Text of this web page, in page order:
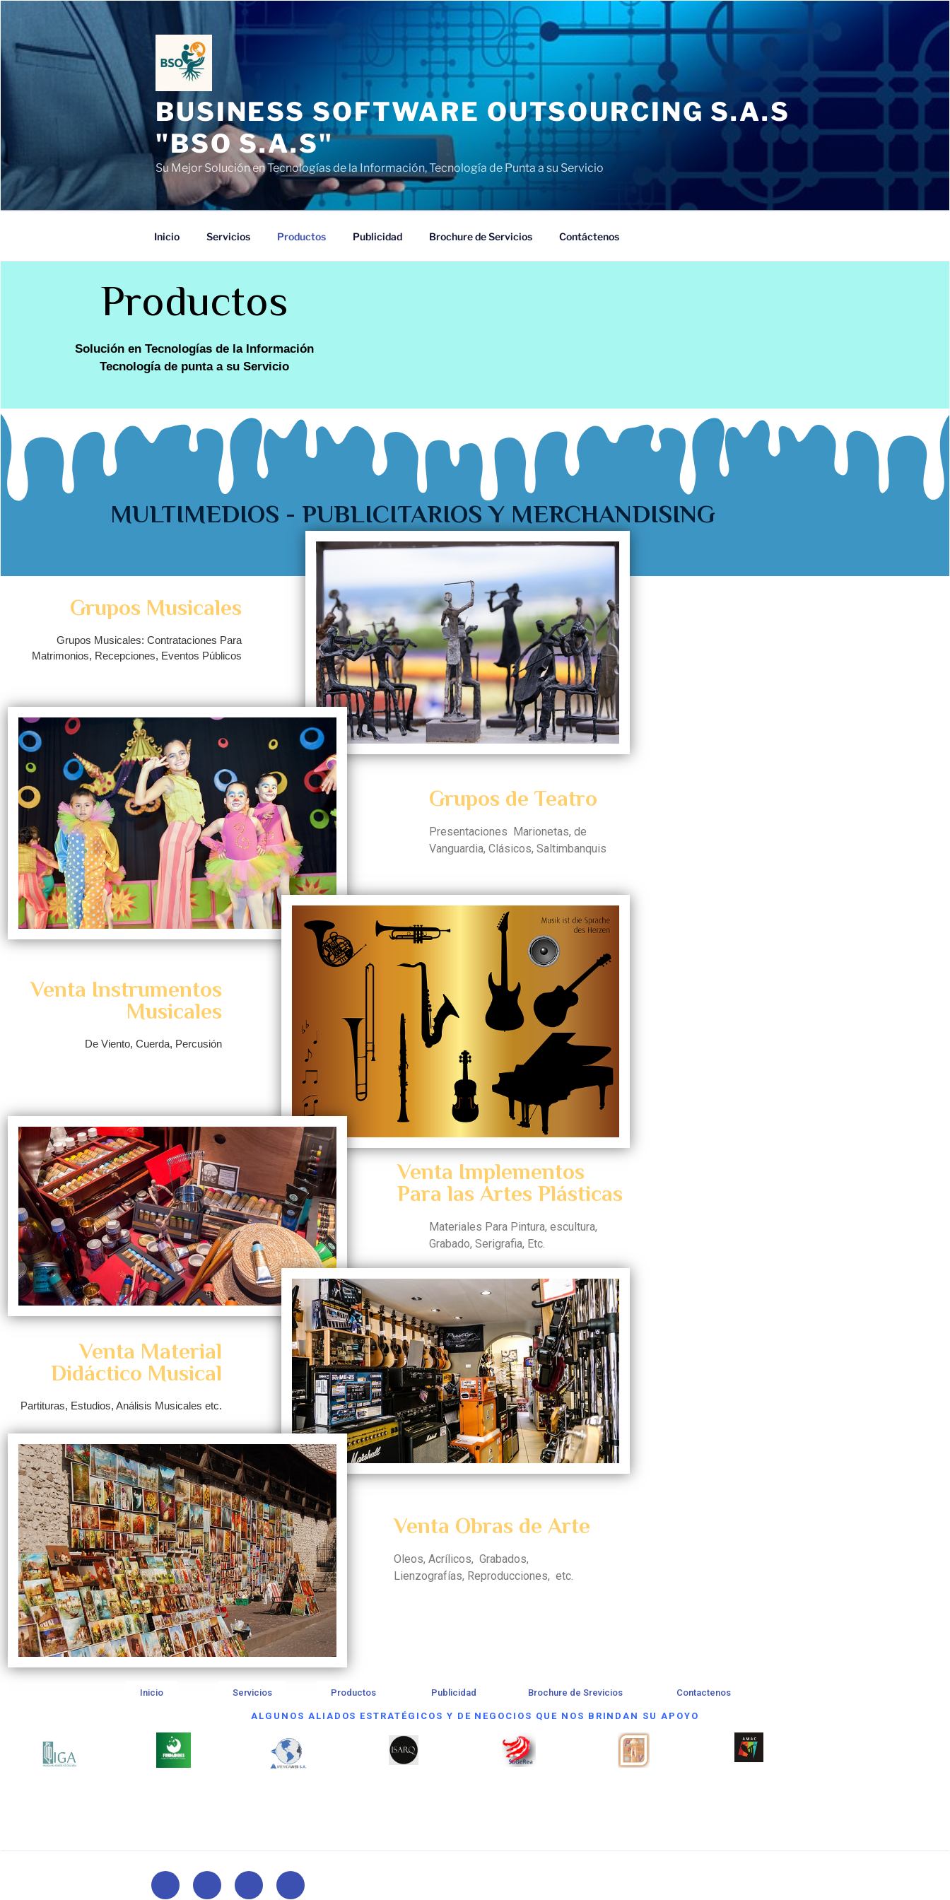
BUSINESS SOFTWARE OUTSOURCING S.A.S
"BSO S.A.S"
Su Mejor Solución en Tecnologías de la Información, Tecnología de Punta a su Servicio
Inicio Servicios Productos Publicidad Brochure de Servicios Contáctenos
Productos
Solución en Tecnologías de la Información
Tecnología de punta a su Servicio
MULTIMEDIOS - PUBLICITARIOS Y MERCHANDISING
Grupos Musicales
Grupos Musicales: Contrataciones Para
Matrimonios, Recepciones, Eventos Públicos
Grupos de Teatro
Presentaciones Marionetas, de
Vanguardia, Clásicos, Saltimbanquis
Venta Instrumentos
Musicales
De Viento, Cuerda, Percusión
Venta Implementos
Para las Artes Plásticas
Materiales Para Pintura, escultura,
Grabado, Serigrafia, Etc.
Venta Material
Didáctico Musical
Partituras, Estudios, Análisis Musicales etc.
Venta Obras de Arte
Oleos, Acrílicos, Grabados,
Lienzografías, Reproducciones, etc.
Inicio Servicios Productos Publicidad Brochure de Srevicios Contactenos
ALGUNOS ALIADOS ESTRATÉGICOS Y DE NEGOCIOS QUE NOS BRINDAN SU APOYO